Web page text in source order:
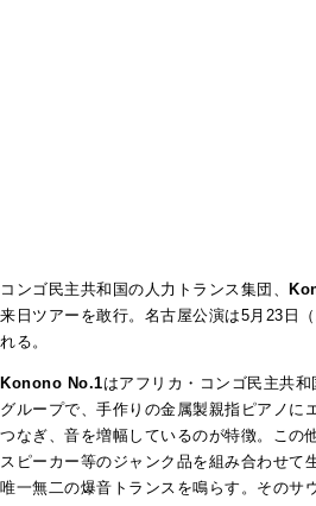
コンゴ民主共和国の人力トランス集団、
来日ツアーを敢行。名古屋公演は5月23日
れる。
Konono No.1はアフリカ・コンゴ民主共和
グループで、手作りの金属製親指ピアノに
つなぎ、音を増幅しているのが特徴。この
スピーカー等のジャンク品を組み合わせて
唯一無二の爆音トランスを鳴らす。そのサ